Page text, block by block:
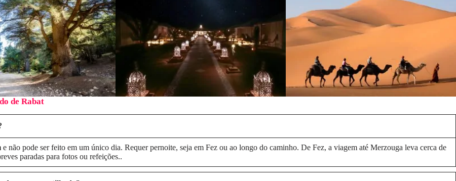
de Rabat
e não pode ser feito em um único dia. Requer pernoite, seja em Fez ou ao longo do caminho. De Fez, a viagem até Merzouga leva cerca de
paradas para fotos ou refeições..